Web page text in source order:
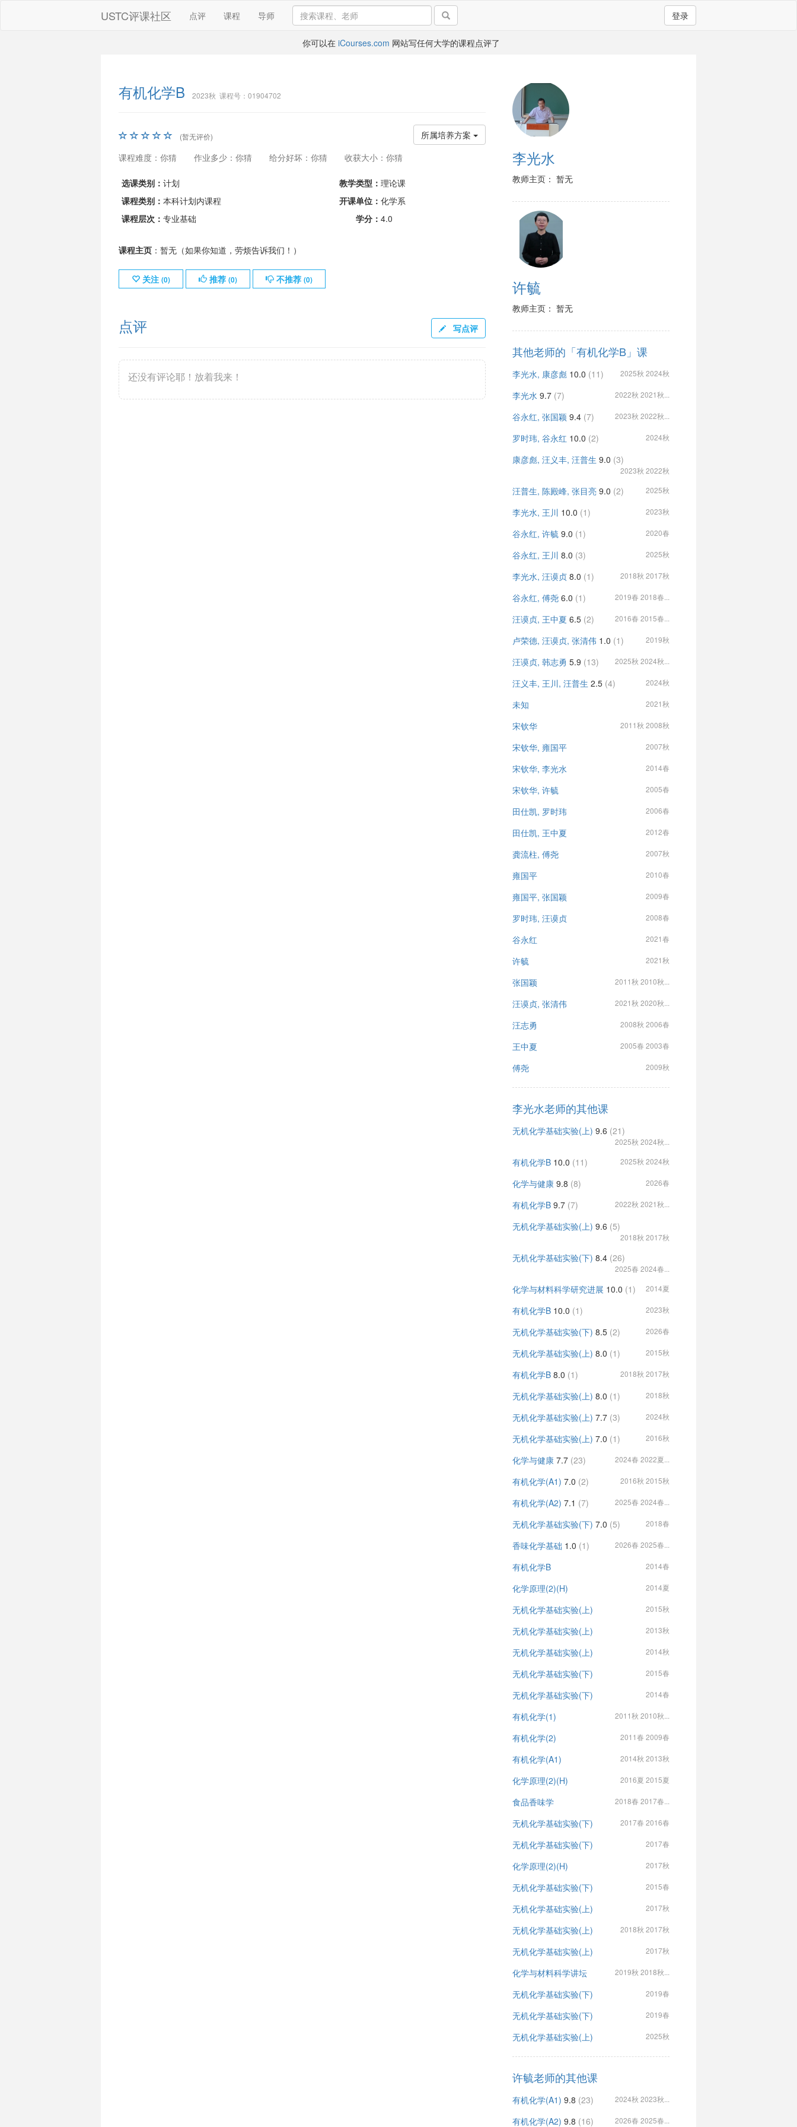
USTC评课社区 点评 课程 导师 登录
你可以在 iCourses.com 网站写任何大学的课程点评了
有机化学B 2023秋 课程号：01904702
所属培养方案
(暂无评价)
课程难度：你猜 作业多少：你猜 给分好坏：你猜 收获大小：你猜
选课类别： 计划 教学类型： 理论课
课程类别： 本科计划内课程 开课单位： 化学系
课程层次： 专业基础 学分： 4.0
课程主页：暂无（如果你知道，劳烦告诉我们！）
关注 (0) 推荐 (0) 不推荐 (0)
点评 写点评
还没有评论耶！放着我来！
李光水
教师主页： 暂无
许毓
教师主页： 暂无
其他老师的「有机化学B」课
李光水, 康彦彪 10.0 (11) 2025秋 2024秋
李光水 9.7 (7) 2022秋 2021秋...
谷永红, 张国颖 9.4 (7) 2023秋 2022秋...
罗时玮, 谷永红 10.0 (2) 2024秋
康彦彪, 汪义丰, 汪普生 9.0 (3)
2023秋 2022秋
汪普生, 陈殿峰, 张目亮 9.0 (2) 2025秋
李光水, 王川 10.0 (1) 2023秋
谷永红, 许毓 9.0 (1) 2020春
谷永红, 王川 8.0 (3) 2025秋
李光水, 汪谟贞 8.0 (1) 2018秋 2017秋
谷永红, 傅尧 6.0 (1) 2019春 2018春...
汪谟贞, 王中夏 6.5 (2) 2016春 2015春...
卢荣德, 汪谟贞, 张清伟 1.0 (1) 2019秋
汪谟贞, 韩志勇 5.9 (13) 2025秋 2024秋...
汪义丰, 王川, 汪普生 2.5 (4) 2024秋
未知 2021秋
宋钦华 2011秋 2008秋
宋钦华, 雍国平 2007秋
宋钦华, 李光水 2014春
宋钦华, 许毓 2005春
田仕凯, 罗时玮 2006春
田仕凯, 王中夏 2012春
龚流柱, 傅尧 2007秋
雍国平 2010春
雍国平, 张国颖 2009春
罗时玮, 汪谟贞 2008春
谷永红 2021春
许毓 2021秋
张国颖 2011秋 2010秋...
汪谟贞, 张清伟 2021秋 2020秋...
汪志勇 2008秋 2006春
王中夏 2005春 2003春
傅尧 2009秋
李光水老师的其他课
无机化学基础实验(上) 9.6 (21)
2025秋 2024秋...
有机化学B 10.0 (11) 2025秋 2024秋
化学与健康 9.8 (8) 2026春
有机化学B 9.7 (7) 2022秋 2021秋...
无机化学基础实验(上) 9.6 (5)
2018秋 2017秋
无机化学基础实验(下) 8.4 (26)
2025春 2024春...
化学与材料科学研究进展 10.0 (1) 2014夏
有机化学B 10.0 (1) 2023秋
无机化学基础实验(下) 8.5 (2) 2026春
无机化学基础实验(上) 8.0 (1) 2015秋
有机化学B 8.0 (1) 2018秋 2017秋
无机化学基础实验(上) 8.0 (1) 2018秋
无机化学基础实验(上) 7.7 (3) 2024秋
无机化学基础实验(上) 7.0 (1) 2016秋
化学与健康 7.7 (23) 2024春 2022夏...
有机化学(A1) 7.0 (2) 2016秋 2015秋
有机化学(A2) 7.1 (7) 2025春 2024春...
无机化学基础实验(下) 7.0 (5) 2018春
香味化学基础 1.0 (1) 2026春 2025春...
有机化学B 2014春
化学原理(2)(H) 2014夏
无机化学基础实验(上) 2015秋
无机化学基础实验(上) 2013秋
无机化学基础实验(上) 2014秋
无机化学基础实验(下) 2015春
无机化学基础实验(下) 2014春
有机化学(1) 2011秋 2010秋...
有机化学(2) 2011春 2009春
有机化学(A1) 2014秋 2013秋
化学原理(2)(H) 2016夏 2015夏
食品香味学 2018春 2017春...
无机化学基础实验(下) 2017春 2016春
无机化学基础实验(下) 2017春
化学原理(2)(H) 2017秋
无机化学基础实验(下) 2015春
无机化学基础实验(上) 2017秋
无机化学基础实验(上) 2018秋 2017秋
无机化学基础实验(上) 2017秋
化学与材料科学讲坛 2019秋 2018秋...
无机化学基础实验(下) 2019春
无机化学基础实验(下) 2019春
无机化学基础实验(上) 2025秋
许毓老师的其他课
有机化学(A1) 9.8 (23) 2024秋 2023秋...
有机化学(A2) 9.8 (16) 2026春 2025春...